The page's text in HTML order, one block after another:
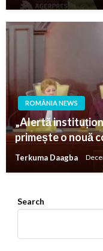
ROMÂNIA NEWS
„Alertă
primește o nouă
Terkuma Daagba
Search